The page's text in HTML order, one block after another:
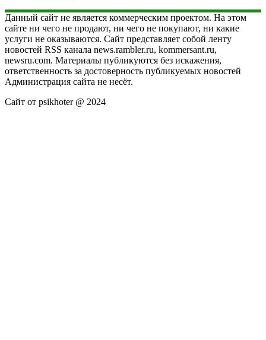
Данный сайт не является коммерческим проектом. На этом
сайте ни чего не продают, ни чего не покупают, ни какие
услуги не оказываются. Сайт представляет собой ленту
новостей RSS канала news.rambler.ru, kommersant.ru,
newsru.com. Материалы публикуются без искажения,
ответственность за достоверность публикуемых новостей
Администрация сайта не несёт.
Сайт от psikhoter @ 2024